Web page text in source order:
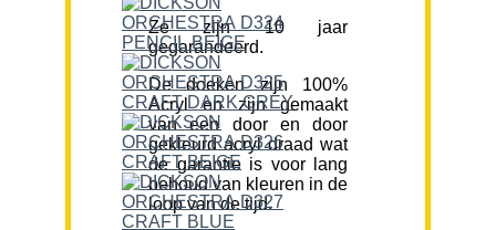
Ze zijn 10 jaar
gegarandeerd.
De doeken zijn 100%
Acryl en zijn gemaakt
van een door en door
gekleurd acryl draad wat
de garantie is voor lang
behoud van kleuren in de
loop van de tijd.